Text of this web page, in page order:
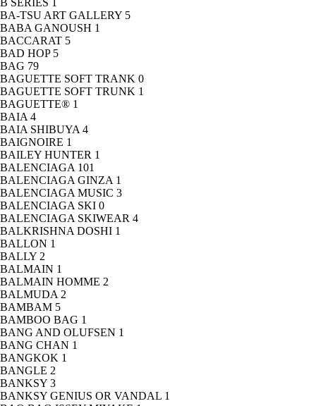
B SERIES
BA-TSU ART GALLERY 5
BABA GANOUSH 1
BACCARAT 5
BAD HOP 5
BAG 79
BAGUETTE SOFT TRANK 0
BAGUETTE SOFT TRUNK 1
BAGUETTE® 1
BAIA 4
BAIA SHIBUYA 4
BAIGNOIRE 1
BAILEY HUNTER 1
BALENCIAGA 101
BALENCIAGA GINZA 1
BALENCIAGA MUSIC 3
BALENCIAGA SKI 0
BALENCIAGA SKIWEAR 4
BALKRISHNA DOSHI 1
BALLON 1
BALLY 2
BALMAIN 1
BALMAIN HOMME 2
BALMUDA 2
BAMBAM 5
BAMBOO BAG 1
BANG AND OLUFSEN 1
BANG CHAN 1
BANGKOK 1
BANGLE 2
BANKSY 3
BANKSY GENIUS OR VANDAL 1